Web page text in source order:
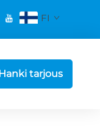
FI
tarjous